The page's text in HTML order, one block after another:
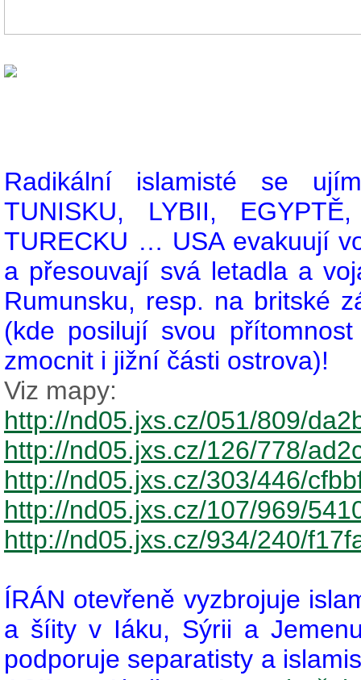
Radikální islamisté se
TUNISKU, LYBII,
TURECKU … USA evakuují
a přesouvají svá letadla a
Rumunsku, resp. na britské
(kde posilují svou
zmocnit i jižní části ostrova)!
Viz mapy:
http://nd05.jxs.cz/051/809/
http://nd05.jxs.cz/126/778/
http://nd05.jxs.cz/303/446/
http://nd05.jxs.cz/107/969/
http://nd05.jxs.cz/934/240/
ÍRÁN otevřeně vyzbrojuje
a šíity v Iáku, Sýrii a
podporuje separatisty a